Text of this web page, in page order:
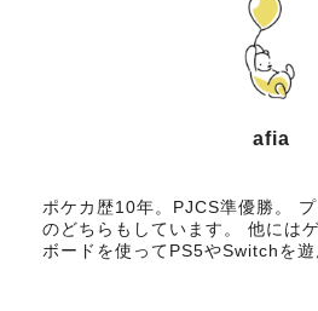
afia
ポケカ歴10年。PJCS準優勝。
のどちらもしています。 他には
ボードを使ってPS5やSwitchを遊